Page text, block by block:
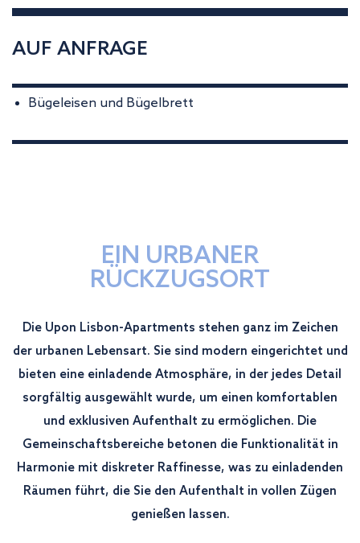
AUF ANFRAGE
Bügeleisen und Bügelbrett
EIN URBANER
RÜCKZUGSORT
Die Upon Lisbon-Apartments stehen ganz im Zeichen
der urbanen Lebensart. Sie sind modern eingerichtet und
bieten eine einladende Atmosphäre, in der jedes Detail
sorgfältig ausgewählt wurde, um einen komfortablen
und exklusiven Aufenthalt zu ermöglichen. Die
Gemeinschaftsbereiche betonen die Funktionalität in
Harmonie mit diskreter Raffinesse, was zu einladenden
Räumen führt, die Sie den Aufenthalt in vollen Zügen
genießen lassen.